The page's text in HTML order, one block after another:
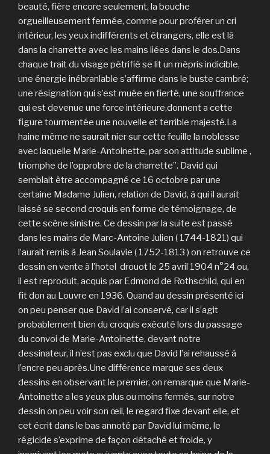
beauté, fière encore seulement, la bouche
orgueilleusement fermée, comme pour proférer un cri
intérieur, les yeux indifférents et étrangers, elle est là
dans la charrette avec les mains liées dans le dos.Dans
chaque trait du visage pétrifié se lit un mépris indicible,
une énergie inébranlable s’affirme dans le buste cambré;
une résignation qui s’est muée en fierté, une souffrance
qui est devenue une force intérieure,donnent a cette
figure tourmentée une nouvelle et terrible majesté.La
haine même ne saurait nier sur cette feuille la noblesse
avec laquelle Marie-Antoinette, par son attitude sublime ,
triomphe de l’opprobre de la charrette”. David qui
semblait être accompagné ce 16 octobre par une
certaine Madame Julien, relation de David, à qui il aurait
laissé se second croquis en forme de témoignage, de
cette scène sinistre. Ce dessin par la suite est passé
dans les mains de Marc-Antoine Julien ( 1744-1821) qui
l’aurait remis à Jean Soulavie ( 1752-1813 ) on retrouve ce
dessin en vente à l’hotel drouot le 25 avril 1904 n°24 ou,
il est reproduit, acquis par Edmond de Rothschild, qui en
fit don au Louvre en 1936. Quand au dessin présenté ici
on peu penser que David l’ai conservé, car il s’agit
probablement bien du croquis exécuté lors du passage
du convoi de Marie-Antoinette, devant notre
dessinateur, il n’est pas exclu que David l’ai rehaussé à
l’encre peu après.Une différence marque ses deux
dessins en observant le premier, on remarque que Marie-
Antoinette a les yeux plus ou moins fermés, sur notre
dessin on peu voir son œil, le regard fixe devant elle, et
cet écrit dans le bas annoté par David lui même, le
régicide s’exprime de façon détaché et froide, y